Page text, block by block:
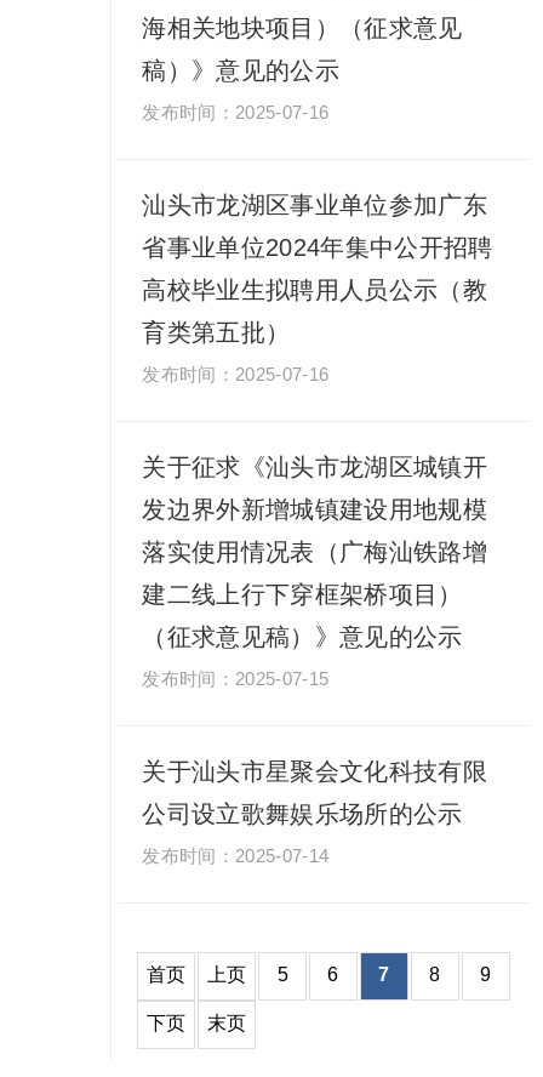
海相关地块项目）（征求意见
稿）》意见的公示
2025-07-16
汕头市龙湖区事业单位参加广东
省事业单位2024年集中公开招聘
高校毕业生拟聘用人员公示（教
育类第五批）
2025-07-16
关于征求《汕头市龙湖区城镇开
发边界外新增城镇建设用地规模
落实使用情况表（广梅汕铁路增
建二线上行下穿框架桥项目）
（征求意见稿）》意见的公示
2025-07-15
关于汕头市星聚会文化科技有限
公司设立歌舞娱乐场所的公示
2025-07-14
5 6 7 8 9